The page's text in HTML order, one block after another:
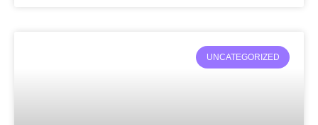
UNCATEGORIZED